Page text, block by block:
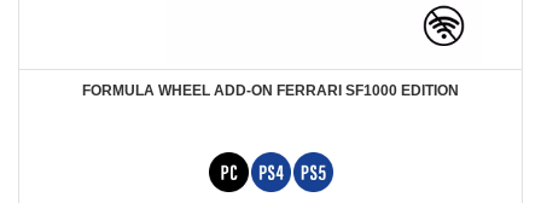
FORMULA WHEEL ADD-ON FERRARI SF1000 EDITION